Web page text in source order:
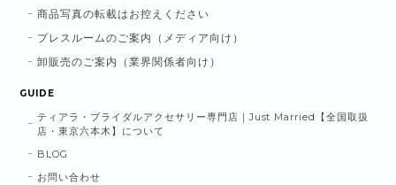
商品写真の転載はお控えください
プレスルームのご案内（メディア向け）
卸販売のご案内（業界関係者向け）
GUIDE
ティアラ・ブライダルアクセサリー専門店｜Just Married【全国取扱
店・東京六本木】について
BLOG
お問い合わせ